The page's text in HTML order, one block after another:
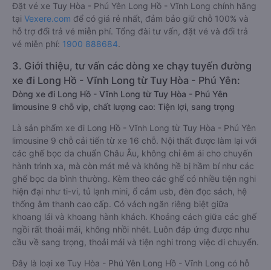
Đặt vé xe Tuy Hòa - Phú Yên Long Hồ - Vĩnh Long chính hãng
tại Vexere.com để có giá rẻ nhất, đảm bảo giữ chỗ 100% và
hỗ trợ đổi trả vé miễn phí. Tổng đài tư vấn, đặt vé và đổi trả
vé miễn phí: 1900 888684.
3. Giới thiệu, tư vấn các dòng xe chạy tuyến đường
xe đi Long Hồ - Vĩnh Long từ Tuy Hòa - Phú Yên:
Dòng xe đi Long Hồ - Vĩnh Long từ Tuy Hòa - Phú Yên
limousine 9 chỗ vip, chất lượng cao: Tiện lợi, sang trọng
Là sản phẩm xe đi Long Hồ - Vĩnh Long từ Tuy Hòa - Phú Yên
limousine 9 chỗ cải tiến từ xe 16 chỗ. Nội thất được làm lại với
các ghế bọc da chuẩn Châu Âu, không chỉ êm ái cho chuyến
hành trình xa, mà còn mát mẻ và không hề bị hầm bí như các
ghế bọc da bình thường. Kèm theo các ghế có nhiều tiện nghi
hiện đại như ti-vi, tủ lạnh mini, ổ cắm usb, đèn đọc sách, hệ
thống âm thanh cao cấp. Có vách ngăn riêng biệt giữa
khoang lái và khoang hành khách. Khoảng cách giữa các ghế
ngồi rất thoải mái, không nhồi nhét. Luôn đáp ứng được nhu
cầu về sang trọng, thoải mái và tiện nghi trong việc di chuyển.
Đây là loại xe Tuy Hòa - Phú Yên Long Hồ - Vĩnh Long có hỗ